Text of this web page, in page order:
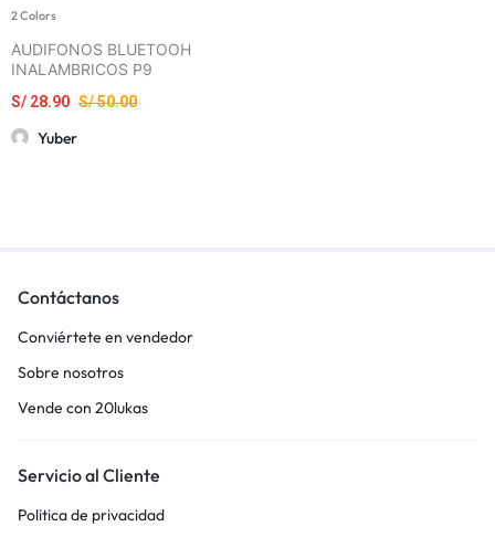
2 Colors
AUDIFONOS BLUETOOH
INALAMBRICOS P9
S/50.00
S/ 28.90
Yuber
Contáctanos
Conviértete en vendedor
Sobre nosotros
Vende con 20lukas
Servicio al Cliente
Politica de privacidad